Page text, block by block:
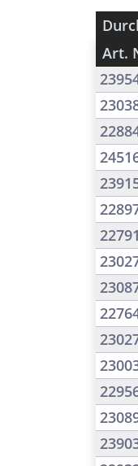
Art.